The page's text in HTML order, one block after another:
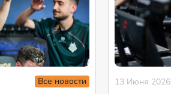
Все новости 13 Июня 2026